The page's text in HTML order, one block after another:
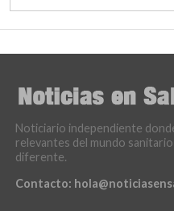
Noticiario independiente
relevantes del mundo
diferente.
Contacto: